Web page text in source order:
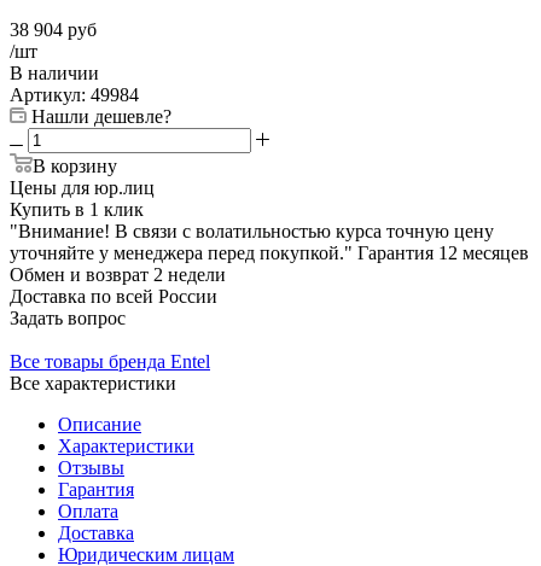
38 904 руб
/шт
В наличии
Артикул: 49984
Нашли дешевле?
В корзину
Цены для юр.лиц
Купить в 1 клик
"Внимание! В связи с волатильностью курса точную цену
уточняйте у менеджера перед покупкой." Гарантия 12 месяцев
Обмен и возврат 2 недели
Доставка по всей России
Задать вопрос
Все товары бренда Entel
Все характеристики
Описание
Характеристики
Отзывы
Гарантия
Оплата
Доставка
Юридическим лицам